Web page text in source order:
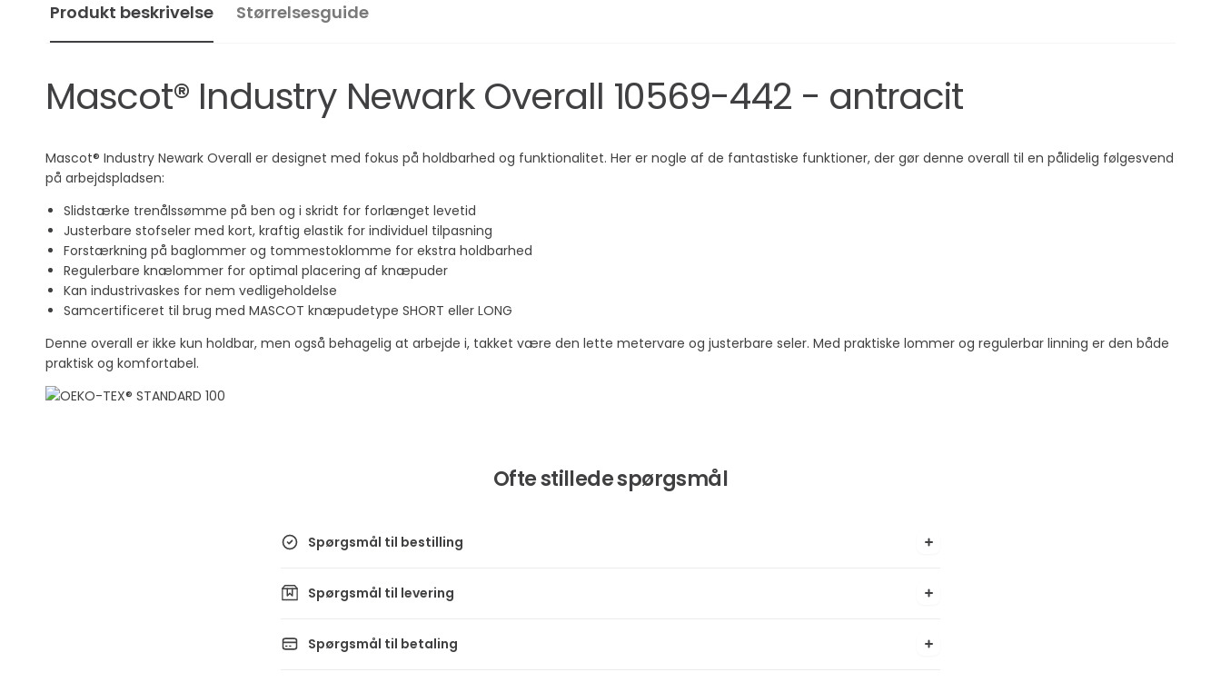
Produkt beskrivelse Størrelsesguide
Mascot® Industry Newark Overall 10569-442 - antracit
Mascot® Industry Newark Overall er designet med fokus på holdbarhed og funktionalitet. Her er nogle af de fantastiske funktioner, der gør denne overall til en pålidelig følgesvend
på arbejdspladsen:
Slidstærke trenålssømme på ben og i skridt for forlænget levetid
Justerbare stofseler med kort, kraftig elastik for individuel tilpasning
Forstærkning på baglommer og tommestoklomme for ekstra holdbarhed
Regulerbare knælommer for optimal placering af knæpuder
Kan industrivaskes for nem vedligeholdelse
Samcertificeret til brug med MASCOT knæpudetype SHORT eller LONG
Denne overall er ikke kun holdbar, men også behagelig at arbejde i, takket være den lette metervare og justerbare seler. Med praktiske lommer og regulerbar linning er den både
praktisk og komfortabel.
Ofte stillede spørgsmål
Spørgsmål til bestilling
Spørgsmål til levering
Spørgsmål til betaling